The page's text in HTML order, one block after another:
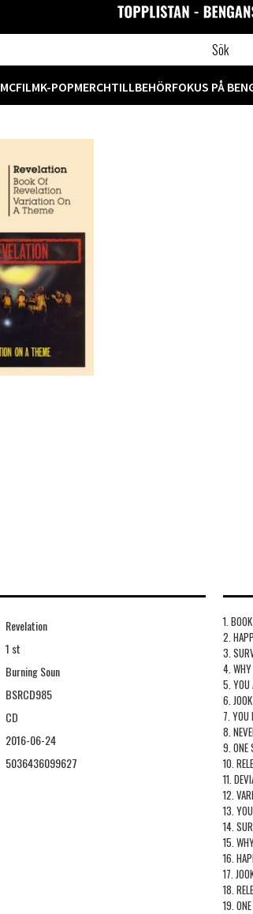
MCFILMK-POPMERCHTILLBEHÖRFOKUS PÅ
Revelation
1 st
Burning Soun
BSRCD985
CD
2016-06-24
5036436099627
1.
2.
3.
4.
5. YOU
6.
7. YOU
8.
9. ONE
10.
11.
12.
13.
14.
15.
16.
17.
18.
19.